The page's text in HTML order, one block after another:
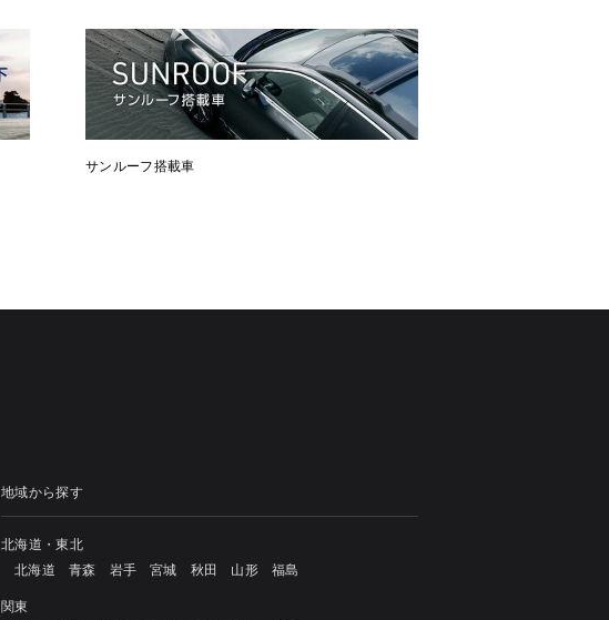
サンルーフ搭載車
地域から探す
北海道・東北
北海道
青森 岩手 宮城 秋田 山形 福島
関東